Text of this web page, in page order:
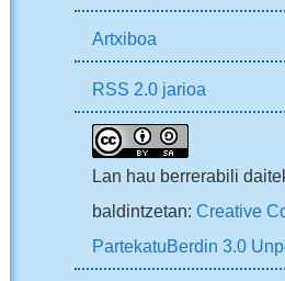
Artxiboa
RSS 2.0 jarioa
Lan hau berrerabili
baldintzetan: Creative
PartekatuBerdin 3.0